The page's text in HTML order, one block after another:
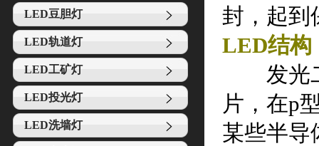
LED豆胆灯
LED轨道灯
LED工矿灯
LED投光灯
LED洗墙灯
封，起到
LED结构
发光二
片，在p
某些半导